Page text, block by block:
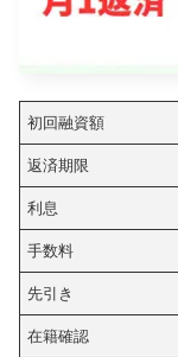
初回融資額
返済期限
利息
手数料
先引き
在籍確認